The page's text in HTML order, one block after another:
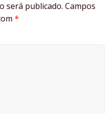
será publicado. Campos
*